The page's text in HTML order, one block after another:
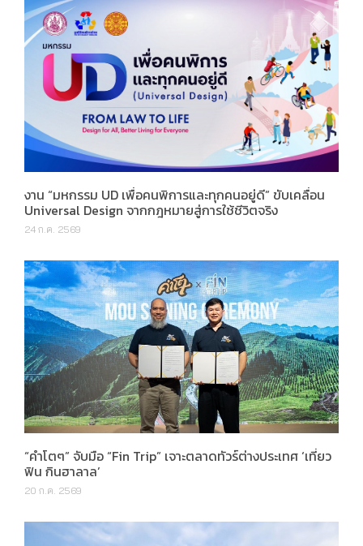
งาน “มหกรรม UD เพื่อคนพิการและทุกคนอยู่ดี” ขับเคลื่อน
Universal Design จากกฎหมายสู่การใช้ชีวิตจริง
24 ก.ค. 2569
“คำโตๆ” จับมือ “Fin Trip” เจาะตลาดทัวร์ต่างประเทศ ‘เที่ยว
ฟิน กินฮาลาล’
20 ก.ค. 2569